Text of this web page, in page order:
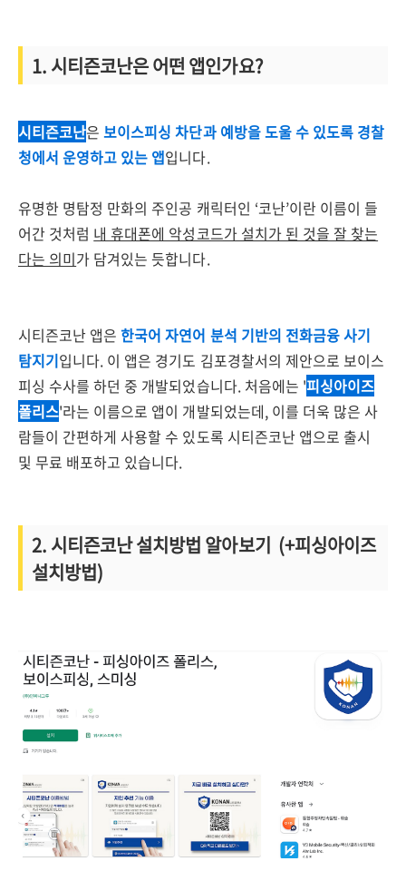
1. 시티즌코난은 어떤 앱인가요?
시티즌코난은보이스피싱 차단과 예방을 도울 수 있도록 경찰
청에서 운영하고 있는 앱입니다.
유명한 명탐정 만화의 주인공 캐릭터인 ‘코난’이란 이름이 들
어간 것처럼 내 휴대폰에 악성코드가 설치가 된 것을 잘 찾는
다는 의미가 담겨있는 듯합니다.
시티즌코난 앱은한국어 자연어 분석 기반의 전화금융 사기
탐지기입니다. 이 앱은 경기도 김포경찰서의 제안으로 보이스
피싱 수사를 하던 중 개발되었습니다. 처음에는 '피싱아이즈
폴리스'라는 이름으로 앱이 개발되었는데, 이를 더욱 많은 사
람들이 간편하게 사용할 수 있도록 시티즌코난 앱으로 출시
및 무료 배포하고 있습니다.
2. 시티즌코난 설치방법 알아보기 (+피싱아이즈
설치방법)